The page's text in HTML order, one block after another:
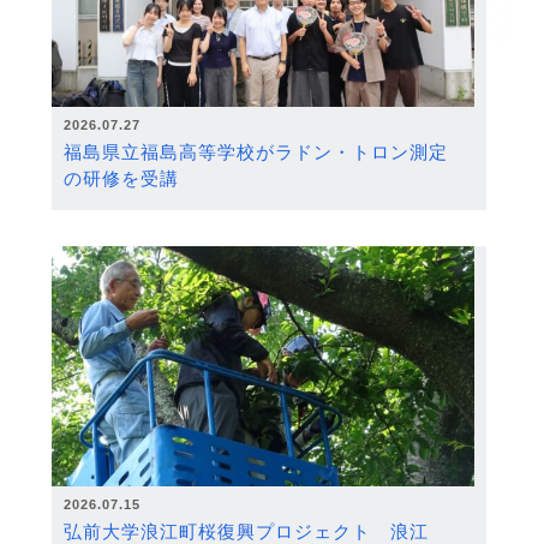
2026.07.27
福島県立福島高等学校がラドン・トロン測定
の研修を受講
2026.07.15
弘前大学浪江町桜復興プロジェクト 浪江